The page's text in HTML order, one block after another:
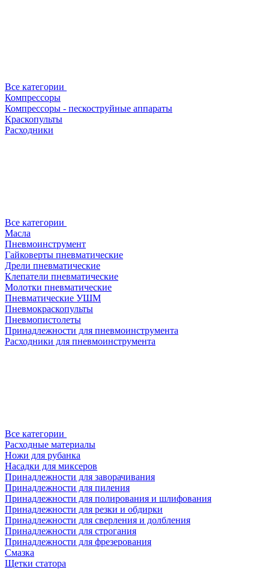
Все категории
Компрессоры
Компрессоры - пескоструйные аппараты
Краскопульты
Расходники
Все категории
Масла
Пневмоинструмент
Гайковерты пневматические
Дрели пневматические
Клепатели пневматические
Молотки пневматические
Пневматические УШМ
Пневмокраскопульты
Пневмопистолеты
Принадлежности для пневмоинструмента
Расходники для пневмоинструмента
Все категории
Расходные материалы
Ножи для рубанка
Насадки для миксеров
Принадлежности для заворачивания
Принадлежности для пиления
Принадлежности для полирования и шлифования
Принадлежности для резки и обдирки
Принадлежности для сверления и долбления
Принадлежности для строгания
Принадлежности для фрезерования
Смазка
Щетки статора